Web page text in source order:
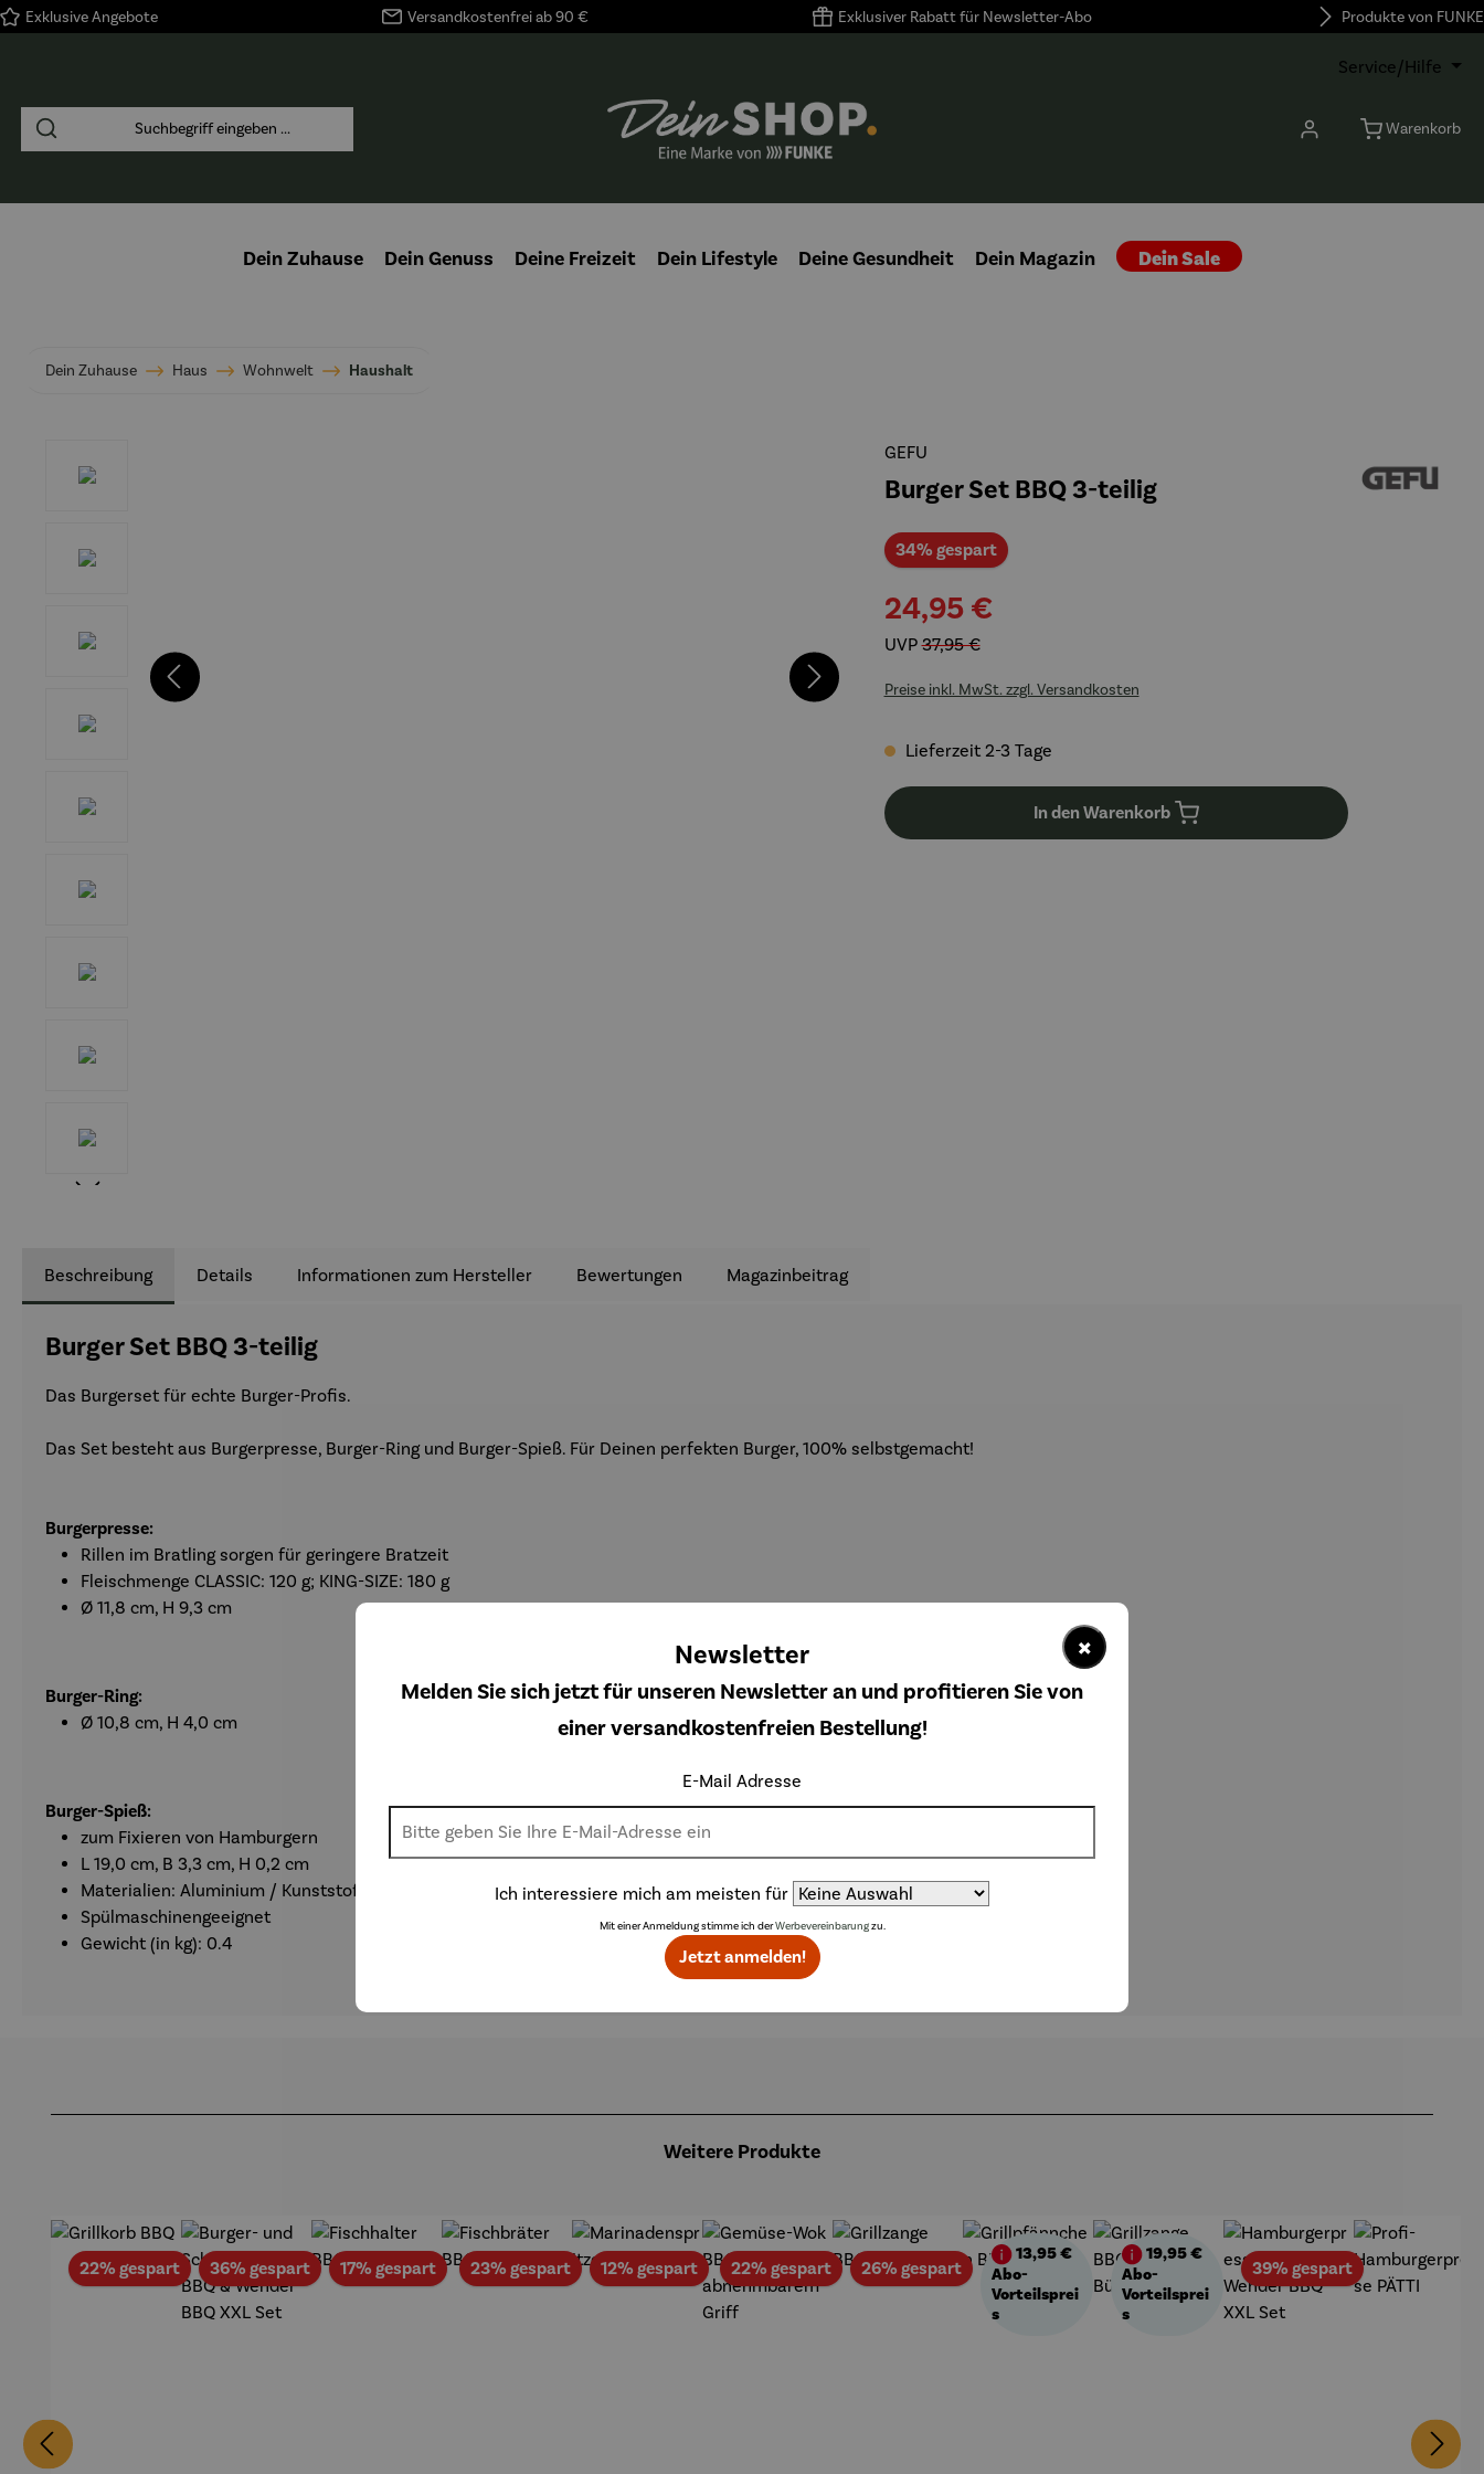
Zur Hauptnavigation springen
Exklusive Angebote Versandkostenfrei ab 90 € Exklusiver Rabatt für Newsletter-Abo Produkte von FUNKE
Service/Hilfe
Warenkorb
Dein Zuhause Dein Genuss Deine Freizeit Dein Lifestyle Deine Gesundheit Dein Magazin Dein Sale
Dein Zuhause Haus Wohnwelt Haushalt
GEFU
Burger Set BBQ 3-teilig
34% gespartRabatt
24,95 €
UVP37,95 €
Preise inkl. MwSt. zzgl. Versandkosten
Lieferzeit 2-3 Tage
In den Warenkorb
Beschreibung Details Informationen zum Hersteller Bewertungen Magazinbeitrag
Burger Set BBQ 3-teilig
Das Burgerset für echte Burger-Profis.
Das Set besteht aus Burgerpresse, Burger-Ring und Burger-Spieß. Für Deinen perfekten Burger, 100% selbstgemacht!
Burgerpresse:
Rillen im Bratling sorgen für geringere Bratzeit
Fleischmenge CLASSIC: 120 g; KING-SIZE: 180 g
Ø 11,8 cm, H 9,3 cm
Burger-Ring:
Ø 10,8 cm, H 4,0 cm
Burger-Spieß:
zum Fixieren von Hamburgern
L 19,0 cm, B 3,3 cm, H 0,2 cm
Materialien: Aluminium / Kunststoff / hochwertiger Edelstahl
Spülmaschinengeeignet
Gewicht (in kg): 0.4
Weitere Produkte
22% gespartRabatt36% gespartRabatt17% gespartRabatt23% gespartRabatt12% gespartRabatt22% gespartRabatt26% gespartRabatt
13,95 €
Abo-
Vorteilsprei
s
19,95 €
Abo-
Vorteilsprei
s
39% gespartRabatt
×
Newsletter
Melden Sie sich jetzt für unseren Newsletter an und profitieren Sie von
einer versandkostenfreien Bestellung!
E-Mail Adresse
Ich interessiere mich am meisten für
Mit einer Anmeldung stimme ich derWerbevereinbarungzu.
Jetzt anmelden!